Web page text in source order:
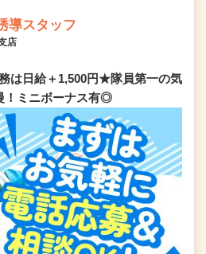
導スタッフ
店
は日給＋1,500円★隊員第一の気
！ミニボーナス有◎